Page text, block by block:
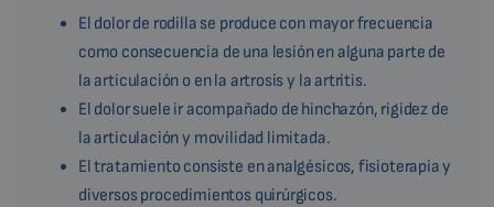
El dolor de rodilla se produce con mayor frecuencia
como consecuencia de una lesión en alguna parte de
la articulación o en la artrosis y la artritis.
El dolor suele ir acompañado de hinchazón, rigidez de
la articulación y movilidad limitada.
El tratamiento consiste en analgésicos, fisioterapia y
diversos procedimientos quirúrgicos.